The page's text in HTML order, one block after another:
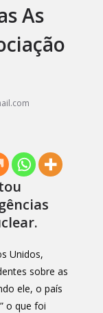
As
Unidos,
sobre as
ele, o país
o que foi